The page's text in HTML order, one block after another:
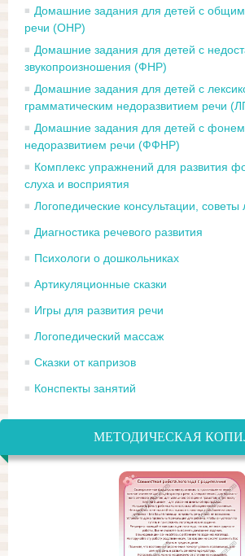
Домашние задания для детей с
речи (ОНР)
Домашние задания для детей с
звукопроизношения (ФНР)
Домашние задания для детей с
грамматическим недоразвитием речи
Домашние задания для детей с
недоразвитием речи (ФФНР)
Комплекс упражнений для развития
слуха и восприятия
Логопедические консультации, советы
Диагностика речевого развития
Психологи о дошкольниках
Артикуляционные сказки
Игры для развития речи
Логопедический массаж
Сказки от капризов
Конспекты занятий
МЕТОДИЧЕСКАЯ